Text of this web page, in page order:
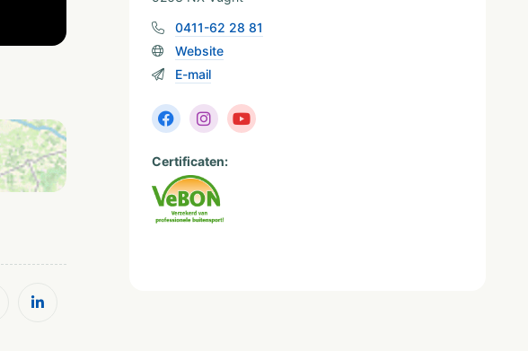
0411-62 28 81
Website
E-mail
Certificaten: